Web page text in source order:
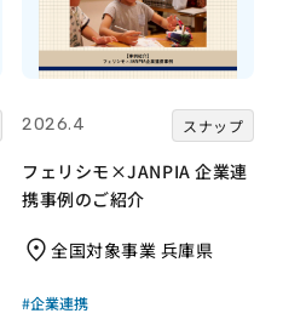
2026.4 スナップ
フェリシモ×JANPIA 企業連
携事例のご紹介
全国対象事業 兵庫県
#企業連携